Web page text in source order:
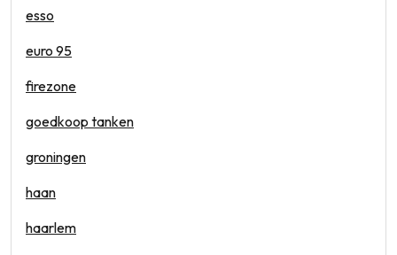
esso
euro 95
firezone
goedkoop tanken
groningen
haan
haarlem